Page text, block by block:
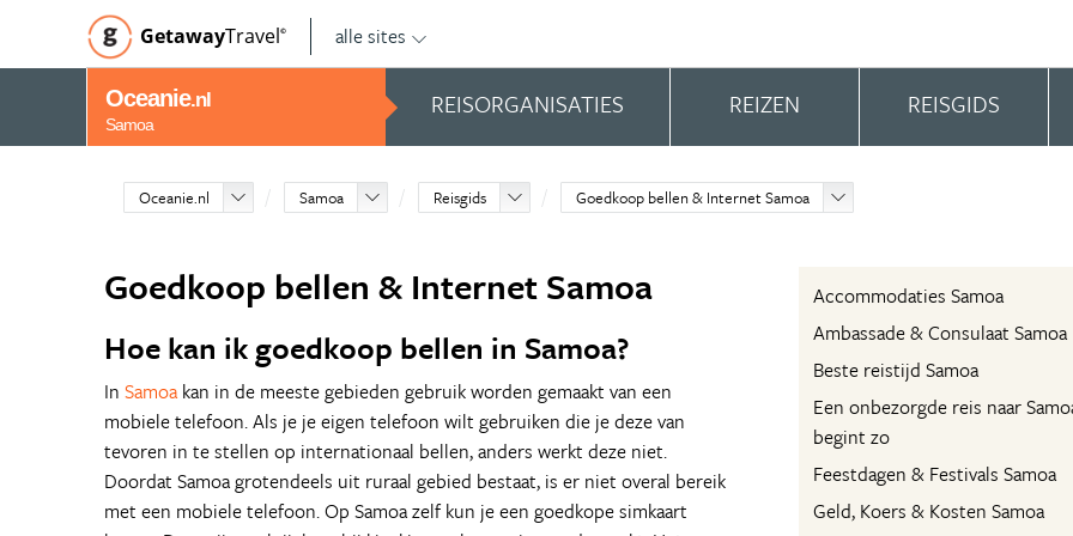
GetawayTravel© alle sites
Oceanie.nl
Samoa
REISORGANISATIES REIZEN REISGIDS
Oceanie.nl Samoa Reisgids Goedkoop bellen & Internet Samoa
Accommodaties Samoa
Ambassade & Consulaat Samoa
Beste reistijd Samoa
Een onbezorgde reis naar
begint zo
Feestdagen & Festivals Samoa
Geld, Koers & Kosten Samoa
Goedkoop bellen & Internet Samoa
Hoe kan ik goedkoop bellen in Samoa?
In Samoa kan in de meeste gebieden gebruik worden gemaakt van een
mobiele telefoon. Als je je eigen telefoon wilt gebruiken die je deze van
tevoren in te stellen op internationaal bellen, anders werkt deze niet.
Doordat Samoa grotendeels uit ruraal gebied bestaat, is er niet overal bereik
met een mobiele telefoon. Op Samoa zelf kun je een goedkope simkaart